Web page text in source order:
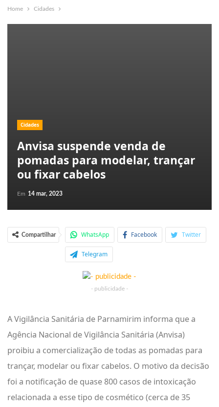
Home Cidades
Cidades
Anvisa suspende venda de
pomadas para modelar, trançar
ou fixar cabelos
Em 14 mar, 2023
Compartilhar WhatsApp Facebook Twitter
Telegram
- publicidade -
A Vigilância Sanitária de Parnamirim informa que a
Agência Nacional de Vigilância Sanitária (Anvisa)
proibiu a comercialização de todas as pomadas para
trançar, modelar ou fixar cabelos. O motivo da decisão
foi a notificação de quase 800 casos de intoxicação
relacionada a esse tipo de cosmético (cerca de 35